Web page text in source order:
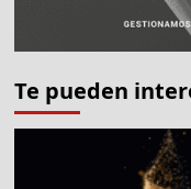
Te pueden